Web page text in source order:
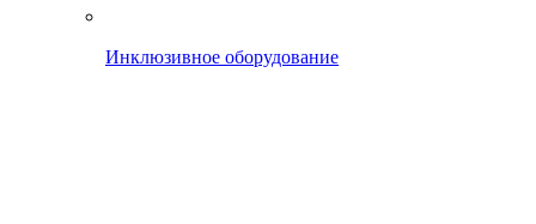
Инклюзивное оборудование